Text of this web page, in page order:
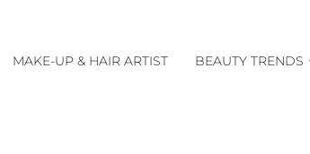
MAKE-UP & HAIR ARTIST BEAUTY TRENDS